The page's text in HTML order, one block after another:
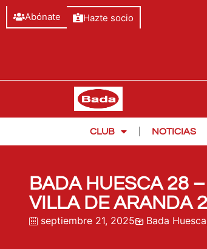
Abónate Hazte socio
CLUB NOTICIAS
BADA HUESCA 28
VILLA DE ARANDA
septiembre 21, 2025 Bada Huesca